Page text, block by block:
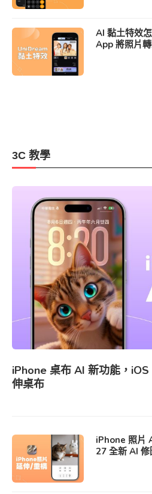
AI 黏土特效
App 將照片轉
3C 教學
iPhone 桌布 AI 新功能，
伸桌布
iPhone 照片
27 全新 AI